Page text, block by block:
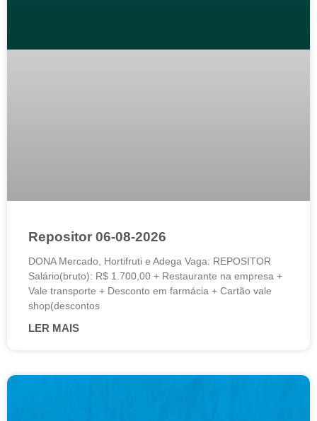
Repositor 06-08-2026
DONA Mercado, Hortifruti e Adega Vaga: REPOSITOR
Salário(bruto): R$ 1.700,00 + Restaurante na empresa +
Vale transporte + Desconto em farmácia + Cartão vale
shop(descontos
LER MAIS